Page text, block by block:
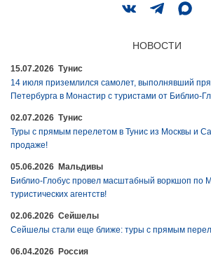
НОВОСТИ
15.07.2026 Тунис
14 июля приземлился самолет, выполнявший
Петербурга в Монастир с туристами от Библио-
02.07.2026 Тунис
Туры с прямым перелетом в Тунис из Москвы и
продаже!
05.06.2026 Мальдивы
Библио-Глобус провел масштабный воркшоп по
туристических агентств!
02.06.2026 Сейшелы
Сейшелы стали еще ближе: туры с прямым
06.04.2026 Россия